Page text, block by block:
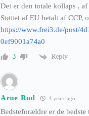
Det er den totale kollaps , af
Støttet af EU betalt af CCP,
https://www.frei3.de/post/
0ef9001a74a0
3 Reply
Arne Rud 4 years ago
Bedsteforældre er de